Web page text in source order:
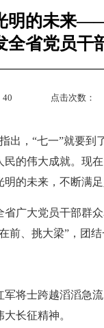
明的未来
全省党员干
40 点击次数：
出，“七一”就要
的伟大成就。现
的未来，不断满
广大党员干部群
前、挑大梁”，团
将士跨越滔滔急
长征精神。